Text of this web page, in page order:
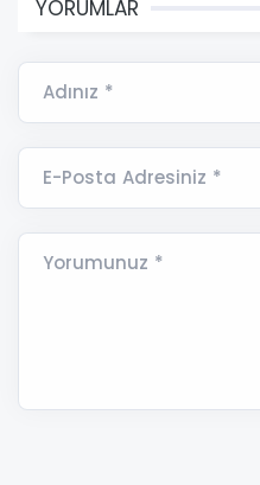
YORUMLAR
Adınız *
E-Posta Adresiniz *
Yorumunuz *